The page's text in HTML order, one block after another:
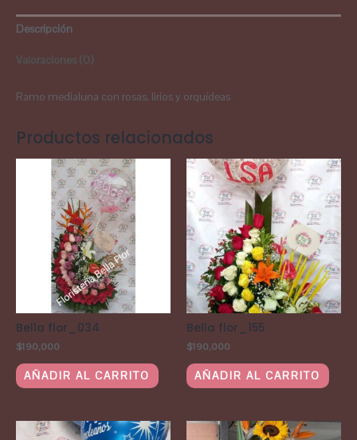
Descripción
Valoraciones (0)
Ramo medialuna con rosas, lirios y orquídeas
Productos relacionados
Bella flor_034
$190,000
AÑADIR AL CARRITO
Bella flor_155
$190,000
AÑADIR AL CARRITO